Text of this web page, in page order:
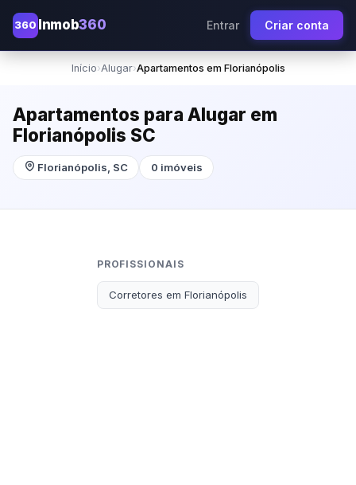
360 Inmob360 Entrar Criar conta
Início›Alugar›Apartamentos em Florianópolis
Apartamentos para Alugar em
Florianópolis SC
Florianópolis, SC 0 imóveis
PROFISSIONAIS
Corretores em Florianópolis